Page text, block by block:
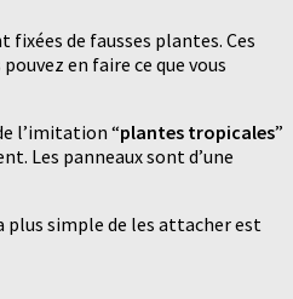
de fausses plantes. Ces
en faire ce que vous
l’imitation “plantes tropicales”
Les panneaux sont d’une
plus simple de les attacher est